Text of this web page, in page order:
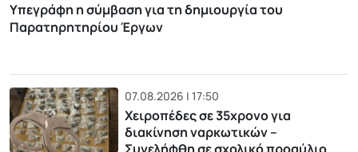
Υπεγράφη η σύμβαση για τη δημιουργία του
Παρατηρητηρίου Έργων
07.08.2026 | 17:50
Χειροπέδες σε 35χρονο για
διακίνηση ναρκωτικών –